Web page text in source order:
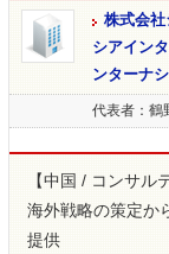
株式会
シアイン
ンターナ
代表者：鶴
【中国 / コンサル
海外戦略の策定か
提供